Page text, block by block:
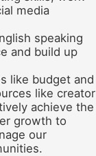
media
speaking
and build up
like budget and
like creator
achieve the
growth to
our